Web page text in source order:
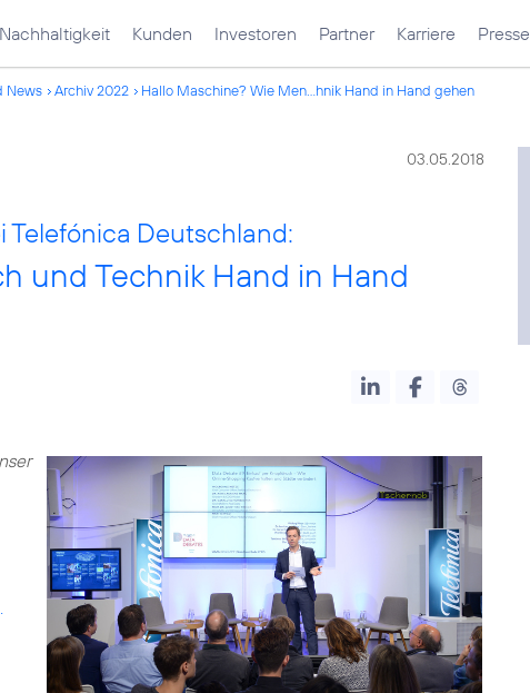
Nachhaltigkeit Kunden Investoren Partner Karriere Presse
News Archiv 2022 Hallo Maschine? Wie Men...hnik Hand in Hand gehen
03.05.2018
Telefónica Deutschland:
und Technik Hand in Hand